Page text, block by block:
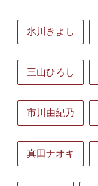
氷川きよし
三山ひろし
市川由紀乃
真田ナオキ